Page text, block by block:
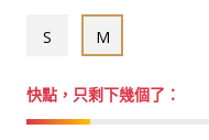
S M
快點，只剩下幾個了：